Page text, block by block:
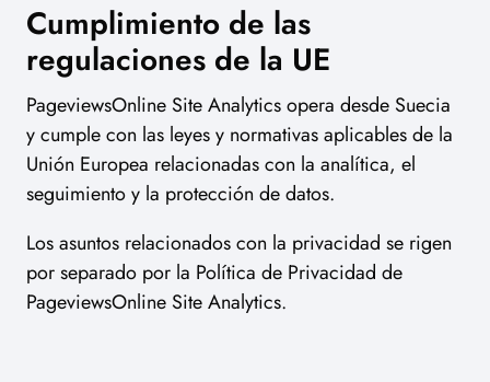
Cumplimiento de las
regulaciones de la UE
PageviewsOnline Site Analytics opera desde Suecia
y cumple con las leyes y normativas aplicables de la
Unión Europea relacionadas con la analítica, el
seguimiento y la protección de datos.
Los asuntos relacionados con la privacidad se rigen
por separado por la Política de Privacidad de
PageviewsOnline Site Analytics.